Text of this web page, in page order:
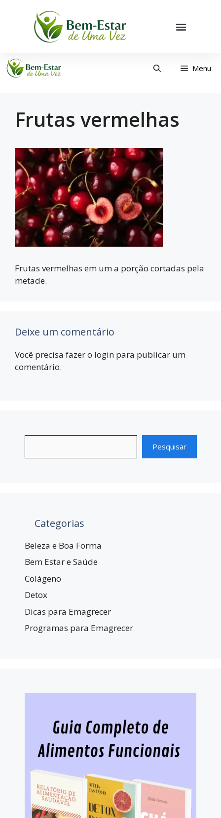
Menu
Frutas vermelhas
Frutas vermelhas em um a porção cortadas pela
metade.
Deixe um comentário
Você precisa fazer o login para publicar um
comentário.
Pesquisar
Categorias
Beleza e Boa Forma
Bem Estar e Saúde
Colágeno
Detox
Dicas para Emagrecer
Programas para Emagrecer